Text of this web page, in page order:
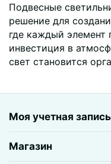
Подвесные
решение для
где каждый
инвестиция в
свет становится
Моя учетная запись
Магазин